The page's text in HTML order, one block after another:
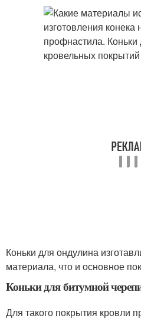
Коньки для ондулина
материала, что и основное
Коньки для битумной
Для такого покрытия кровли